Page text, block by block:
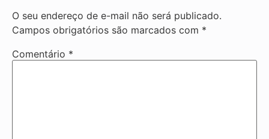
O seu endereço de e-mail não será publicado.
Campos obrigatórios são marcados com *
Comentário *